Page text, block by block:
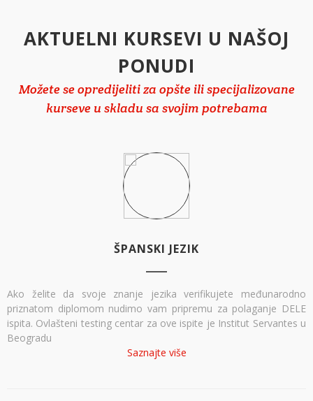
AKTUELNI KURSEVI U NAŠOJ
PONUDI
Možete se opredijeliti za opšte ili specijalizovane
kurseve u skladu sa svojim potrebama
ŠPANSKI JEZIK
Ako želite da svoje znanje jezika verifikujete međunarodno
priznatom diplomom nudimo vam pripremu za polaganje DELE
ispita. Ovlašteni testing centar za ove ispite je Institut Servantes u
Beogradu
Saznajte više